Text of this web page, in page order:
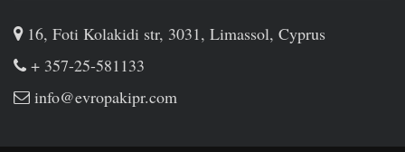
16, Foti Kolakidi str, 3031, Limassol, Cyprus
+ 357-25-581133
info@evropakipr.com